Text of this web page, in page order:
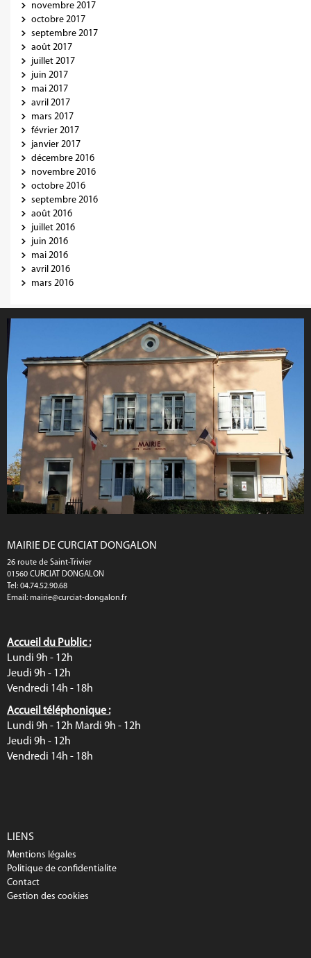
novembre 2017
octobre 2017
septembre 2017
août 2017
juillet 2017
juin 2017
mai 2017
avril 2017
mars 2017
février 2017
janvier 2017
décembre 2016
novembre 2016
octobre 2016
septembre 2016
août 2016
juillet 2016
juin 2016
mai 2016
avril 2016
mars 2016
MAIRIE DE CURCIAT DONGALON
26 route de Saint-Trivier
01560 CURCIAT DONGALON
Tel: 04.74.52.90.68
Email: mairie@curciat-dongalon.fr
Accueil du Public :
Lundi 9h - 12h
Jeudi 9h - 12h
Vendredi 14h - 18h
Accueil téléphonique :
Lundi 9h - 12h Mardi 9h - 12h
Jeudi 9h - 12h
Vendredi 14h - 18h
LIENS
Mentions légales
Politique de confidentialite
Contact
Gestion des cookies